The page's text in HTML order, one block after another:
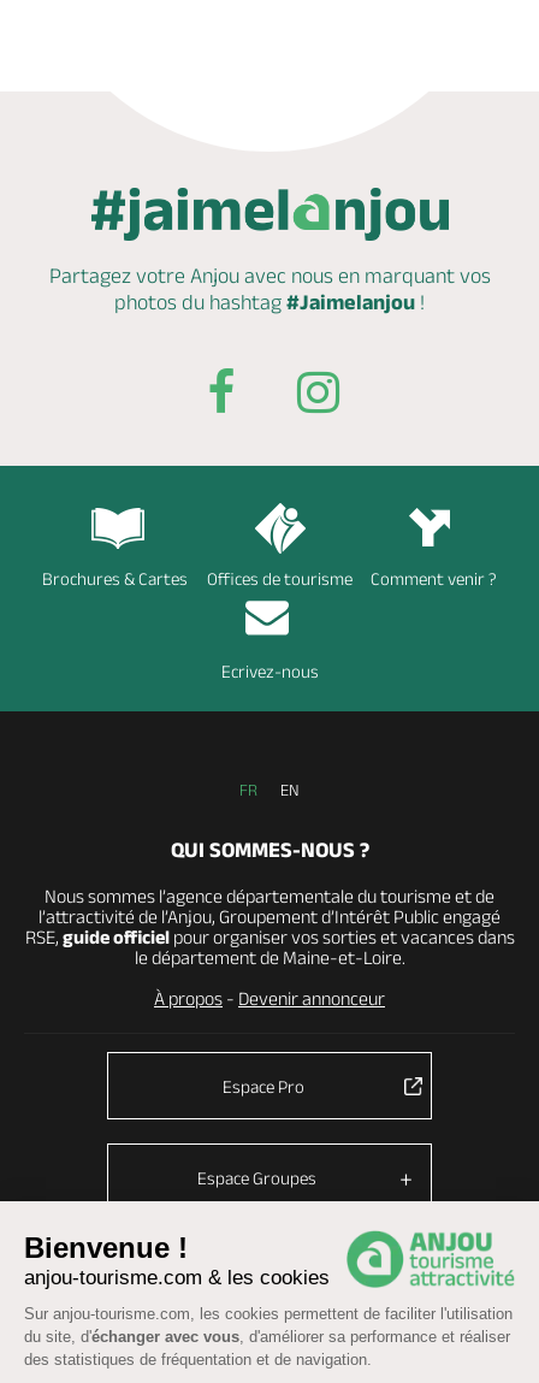
Bienvenue !
anjou-tourisme.com & les cookies
Sur anjou-tourisme.com, les cookies permettent de faciliter l'utilisation
du site, d'échanger avec vous, d'améliorer sa performance et réaliser
des statistiques de fréquentation et de navigation.
Partagez votre Anjou avec nous en marquantvos
photos du hashtag #Jaimelanjou !
Brochures & Cartes Offices de tourisme Comment venir ?
Ecrivez-nous
FR EN
QUI SOMMES-NOUS ?
Nous sommes l’agence départementale du tourisme et de
l’attractivité de l’Anjou, Groupement d’Intérêt Public engagé
RSE, guide officielpour organiser vos sorties et vacances dans
le département de Maine-et-Loire.
À propos - Devenir annonceur
Espace Pro
Espace Groupes
© Anjou tourisme 2026 -Plan du site-Fonctionnement du site
Mentions légales Données personnelles
CGU Réservation-Accessibilité : partiellement conforme